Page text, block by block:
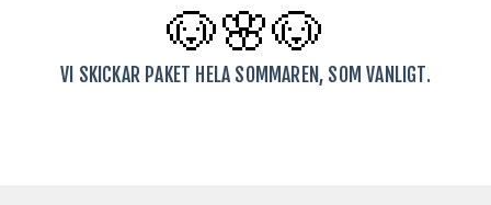
🐶🌸🐶
VI SKICKAR PAKET HELA SOMMAREN, SOM VANLIGT.